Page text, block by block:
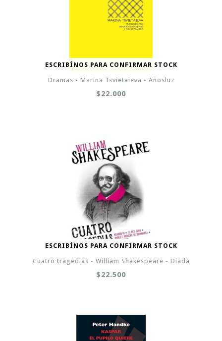
ESCRIBÍNOS PARA CONFIRMAR STOCK
Dramas - Marina Tsvietaieva - Añosluz
$22.000
ESCRIBÍNOS PARA CONFIRMAR STOCK
Cuatro tragedias - William Shakespeare - Diada
$22.500